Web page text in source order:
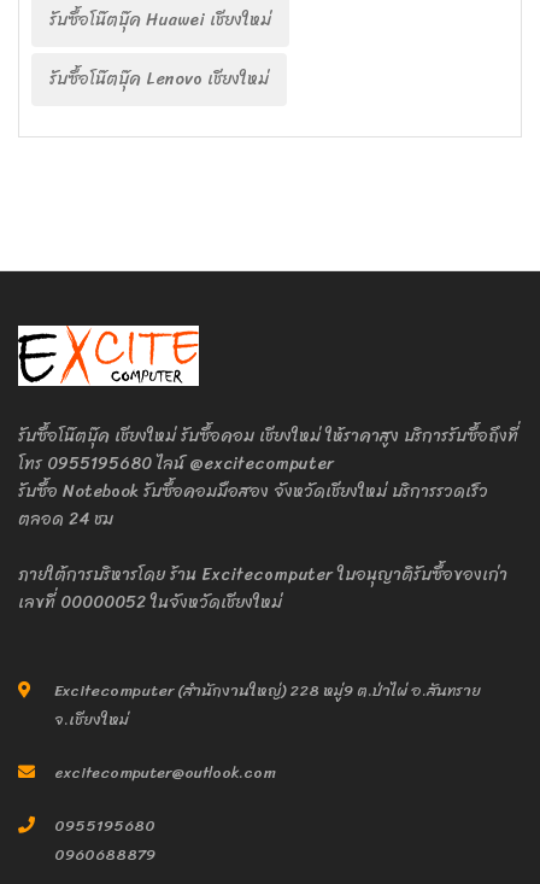
รับซื้อโน๊ตบุ๊ค Huawei เชียงใหม่
รับซื้อโน๊ตบุ๊ค Lenovo เชียงใหม่
รับซื้อโน๊ตบุ๊ค เชียงใหม่ รับซื้อคอม เชียงใหม่ ให้ราคาสูง บริการรับซื้อถึงที่
โทร 0955195680 ไลน์ @excitecomputer
รับซื้อ Notebook รับซื้อคอมมือสอง จังหวัดเชียงใหม่ บริการรวดเร็ว
ตลอด 24 ชม
ภายใต้การบริหารโดย ร้าน Excitecomputer ใบอนุญาติรับซื้อของเก่า
เลขที่ 00000052 ในจังหวัดเชียงใหม่
Excitecomputer (สำนักงานใหญ่) 228 หมู่9 ต.ป่าไผ่ อ.สันทราย
จ.เชียงใหม่
excitecomputer@outlook.com
0955195680
0960688879